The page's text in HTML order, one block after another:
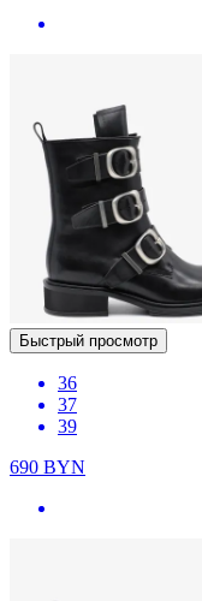
Быстрый просмотр
36
37
39
690 BYN